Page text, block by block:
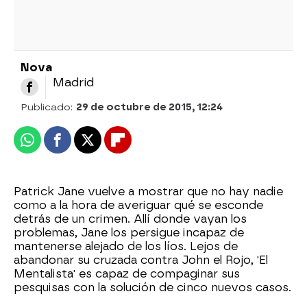
Nova
Madrid
Publicado: 29 de octubre de 2015, 12:24
WhatsappFacebook
X Flipboard
Patrick Jane vuelve a mostrar que no hay nadie
como a la hora de averiguar qué se esconde
detrás de un crimen. Allí donde vayan los
problemas, Jane los persigue incapaz de
mantenerse alejado de los líos. Lejos de
abandonar su cruzada contra John el Rojo, 'El
Mentalista' es capaz de compaginar sus
pesquisas con la solución de cinco nuevos casos.